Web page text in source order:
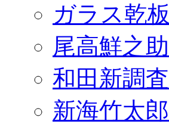
ガラス乾板
尾高鮮之
和田新調
新海竹太